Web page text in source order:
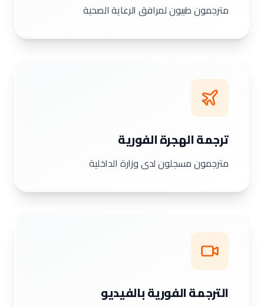
مترجمون طبيون لمرافق الرعاية الصحية
ترجمة الهجرة الفورية
مترجمون مسجلون لدى وزارة الداخلية
الترجمة الفورية بالفيديو